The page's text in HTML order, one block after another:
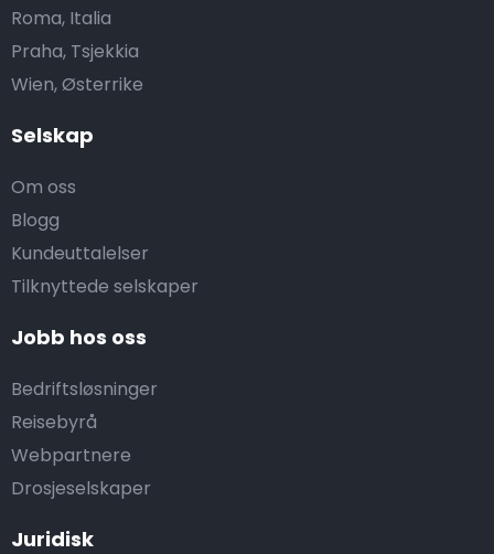
Selskap
Om oss
Blogg
Kundeuttalelser
Tilknyttede selskaper
Jobb hos oss
Bedriftsløsninger
Reisebyrå
Webpartnere
Drosjeselskaper
Juridisk
Roma, Italia
Praha, Tsjekkia
Wien, Østerrike